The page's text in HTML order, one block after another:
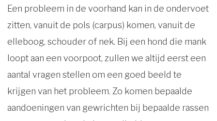
Een probleem in de voorhand kan in de ondervoet
zitten, vanuit de pols (carpus) komen, vanuit de
elleboog, schouder of nek. Bij een hond die mank
loopt aan een voorpoot, zullen we altijd eerst een
aantal vragen stellen om een goed beeld te
krijgen van het probleem. Zo komen bepaalde
aandoeningen van gewrichten bij bepaalde rassen